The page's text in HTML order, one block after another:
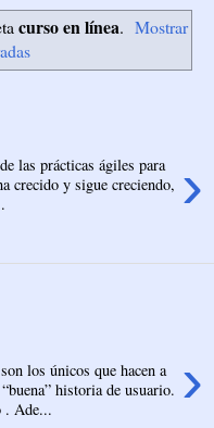
curso en línea. Mostrar
›
las prácticas ágiles para
crecido y sigue creciendo,
›
los únicos que hacen a
historia de usuario.
. Ade...